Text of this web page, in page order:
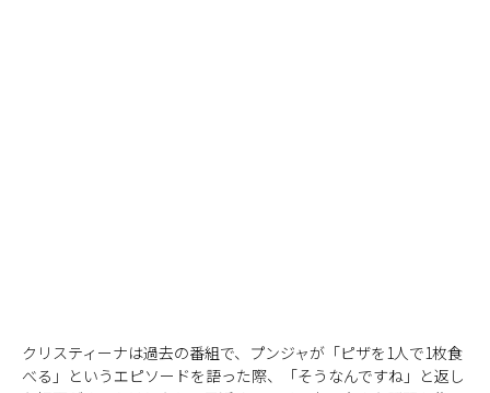
クリスティーナは過去の番組で、プンジャが「ピザを1人で1枚食
べる」というエピソードを語った際、「そうなんですね」と返し